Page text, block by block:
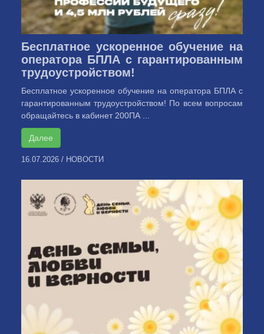
Бесплатное ускоренное обучение на
оператора БПЛА с гарантированным
трудоустройством!
Бесплатное ускоренное обучение на оператора БПЛА с
гарантированным трудоустройством! По всем вопросам
обращайтесь в кабинет 200ПА ...
Далее
16.07.2026 / НОВОСТИ